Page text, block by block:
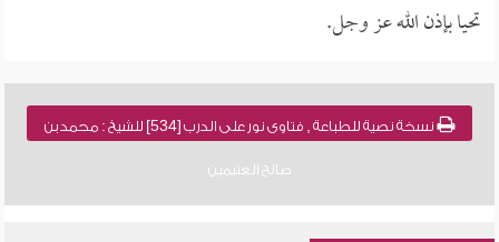
تحيا بإذن الله عز وجل.
نسخة نصية للطباعة , فتاوى نور على الدرب [534] للشيخ : محمد بن
صالح العثيمين